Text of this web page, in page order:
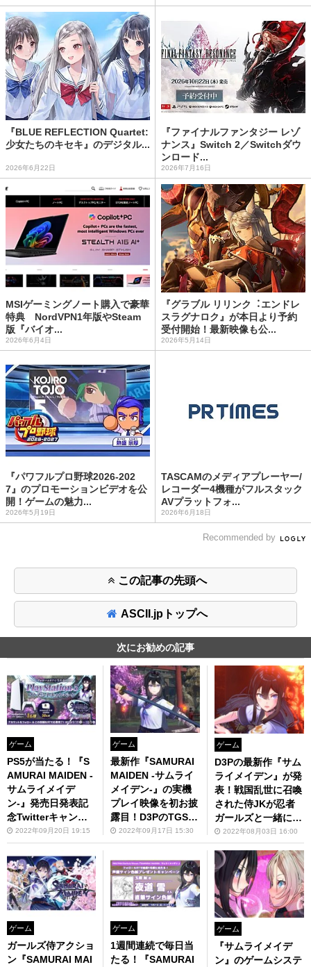
『BLUE REFLECTION Quartet:
少女たちのキセキ』のデジタル...
2026年6月22日
『ファイナルファンタジー レゾ
ナンス』Switch 2／Switchダウ
ンロード...
2026年7月16日
MSIゲーミングノート購入で豪華
特典 NordVPN1年版やSteam
版『バイオ...
2026年6月4日
『グラブル リリンク︓エンドレ
スラグナロク』が本日より予約
受付開始！最新映像も公...
2026年5月14日
『パワフルプロ野球2026-202
7』のプロモーションビデオを公
開！ゲームの魅力...
2026年5月19日
TASCAMのメディアプレーヤー/
レコーダー4機種がフルスタック
AVプラットフォ...
2026年6月18日
Recommended by
この記事の先頭へ
ASCII.jpトップへ
次にお勧めの記事
ゲーム
PS5が当たる！『S
AMURAI MAIDEN -
サムライメイデ
ン-』発売日発表記
念Twitterキャンペ
ーンを開催
2022年09月20日 19:15
ゲーム
最新作『SAMURAI
MAIDEN -サムライ
メイデン-』の実機
プレイ映像を初お披
露目！D3PのTGS配
信番組をレポート
【TGS2022】
2022年09月17日 15:30
ゲーム
D3Pの最新作『サム
ライメイデン』が発
表！戦国乱世に召喚
された侍JKが忍者
ガールズと一緒に大
暴れ2022年08月03日 16:00
ゲーム
ガールズ侍アクショ
ン『SAMURAI MAI
ゲーム
1週間連続で毎日当
たる！『SAMURAI
ゲーム
『サムライメイデ
ン』のゲームシステ